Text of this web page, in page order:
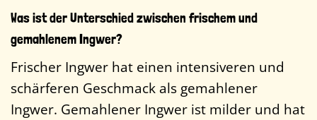
Was ist der Unterschied zwischen frischem und
gemahlenem Ingwer?
Frischer Ingwer hat einen intensiveren und
schärferen Geschmack als gemahlener
Ingwer. Gemahlener Ingwer ist milder und hat